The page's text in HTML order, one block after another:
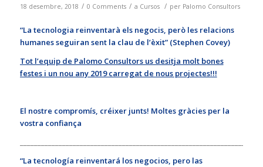
18 desembre, 2018 / 0 Comments / a Cursos / per Palomo Consultors
“La tecnologia reinventarà els negocis, però les relacions
humanes seguiran sent la clau de l’èxit” (Stephen Covey)
Tot l’equip de Palomo Consultors us desitja molt bones
festes i un nou any 2019 carregat de nous projectes!!!
El nostre compromís, créixer junts! Moltes gràcies per la
vostra confiança
“La tecnología reinventará los negocios, pero las